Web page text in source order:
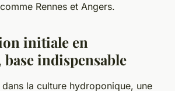
Rennes et Angers.
initiale en
indispensable
la culture hydroponique, une